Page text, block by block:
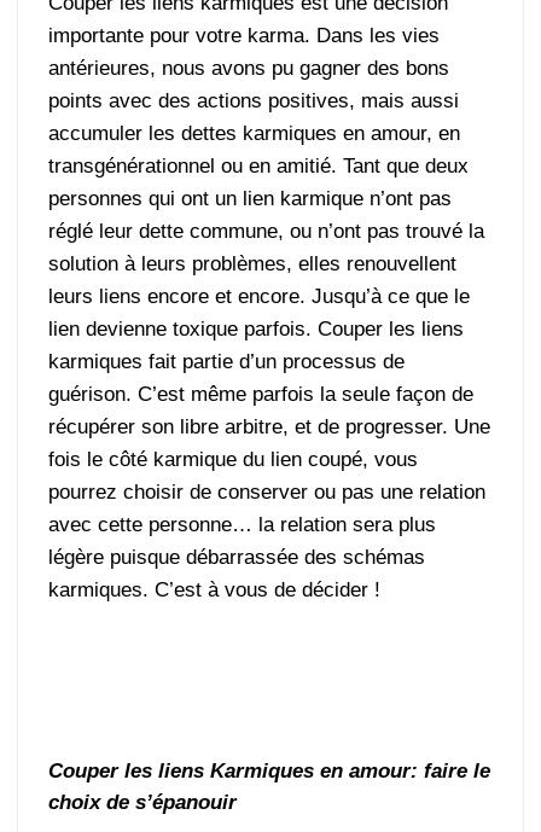
importante pour votre karma. Dans les vies
antérieures, nous avons pu gagner des bons
points avec des actions positives, mais aussi
accumuler les dettes karmiques en amour, en
transgénérationnel ou en amitié. Tant que deux
personnes qui ont un lien karmique n’ont pas
réglé leur dette commune, ou n’ont pas trouvé la
solution à leurs problèmes, elles renouvellent
leurs liens encore et encore. Jusqu’à ce que le
lien devienne toxique parfois. Couper les liens
karmiques fait partie d’un processus de
guérison. C’est même parfois la seule façon de
récupérer son libre arbitre, et de progresser. Une
fois le côté karmique du lien coupé, vous
pourrez choisir de conserver ou pas une relation
avec cette personne… la relation sera plus
légère puisque débarrassée des schémas
karmiques. C’est à vous de décider !
Couper les liens Karmiques en amour: faire le
choix de s’épanouir